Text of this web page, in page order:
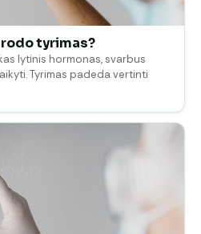
tyrimas?
lytinis hormonas, svarbus
Tyrimas padeda vertinti